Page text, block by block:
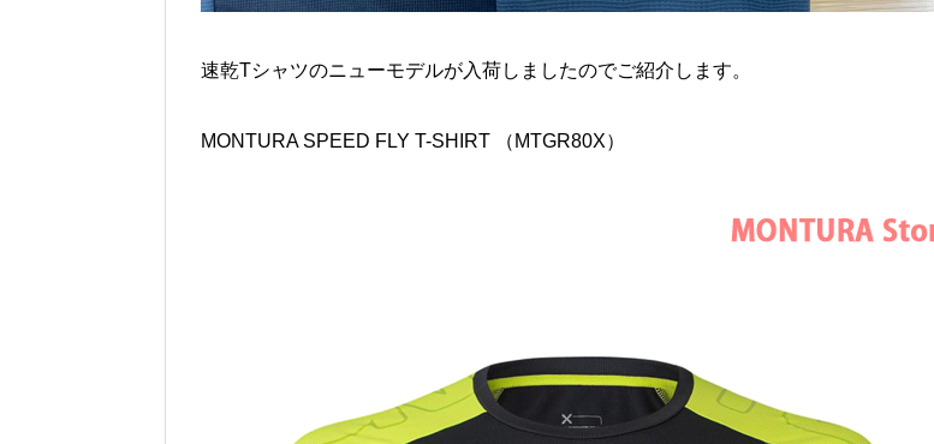
速乾Tシャツのニューモデルが入荷しましたのでご紹介します。
MONTURA SPEED FLY T-SHIRT （MTGR80X）